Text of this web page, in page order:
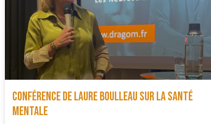
Conférence de Laure Boulleau sur la santé
mentale